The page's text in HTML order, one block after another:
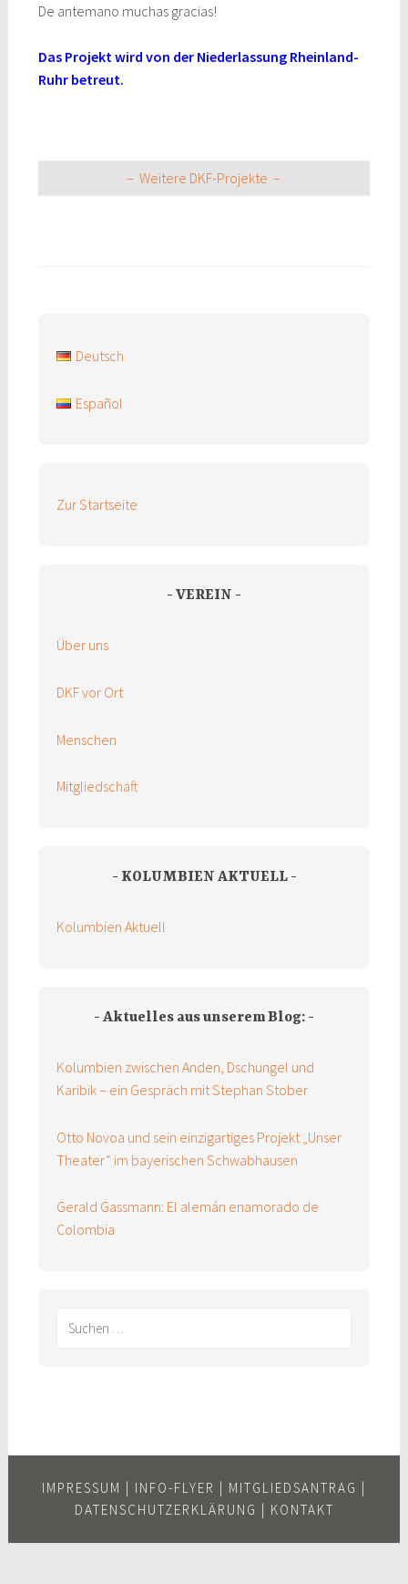
De antemano muchas gracias!
Das Projekt wird von der Niederlassung Rheinland-
Ruhr betreut.
– Weitere DKF-Projekte –
Deutsch
Español
Zur Startseite
VEREIN
Über uns
DKF vor Ort
Menschen
Mitgliedschaft
KOLUMBIEN AKTUELL
Kolumbien Aktuell
Aktuelles aus unserem Blog:
Kolumbien zwischen Anden, Dschungel und
Karibik – ein Gespräch mit Stephan Stober
Otto Novoa und sein einzigartiges Projekt „Unser
Theater“ im bayerischen Schwabhausen
Gerald Gassmann: El alemán enamorado de
Colombia
IMPRESSUM | INFO-FLYER | MITGLIEDSANTRAG |
DATENSCHUTZERKLÄRUNG | KONTAKT